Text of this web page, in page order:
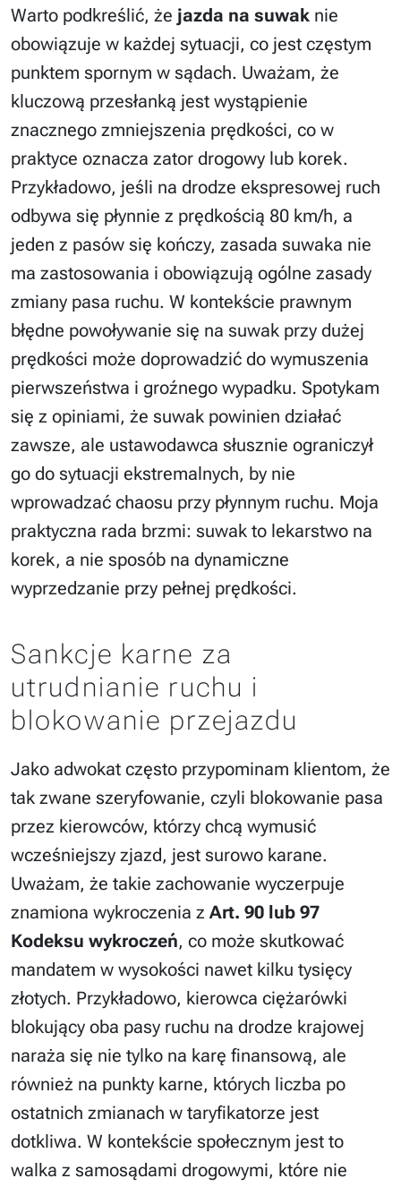
Warto podkreślić, że jazda na suwak nie
obowiązuje w każdej sytuacji, co jest częstym
punktem spornym w sądach. Uważam, że
kluczową przesłanką jest wystąpienie
znacznego zmniejszenia prędkości, co w
praktyce oznacza zator drogowy lub korek.
Przykładowo, jeśli na drodze ekspresowej ruch
odbywa się płynnie z prędkością 80 km/h, a
jeden z pasów się kończy, zasada suwaka nie
ma zastosowania i obowiązują ogólne zasady
zmiany pasa ruchu. W kontekście prawnym
błędne powoływanie się na suwak przy dużej
prędkości może doprowadzić do wymuszenia
pierwszeństwa i groźnego wypadku. Spotykam
się z opiniami, że suwak powinien działać
zawsze, ale ustawodawca słusznie ograniczył
go do sytuacji ekstremalnych, by nie
wprowadzać chaosu przy płynnym ruchu. Moja
praktyczna rada brzmi: suwak to lekarstwo na
korek, a nie sposób na dynamiczne
wyprzedzanie przy pełnej prędkości.
Sankcje karne za
utrudnianie ruchu i
blokowanie przejazdu
Jako adwokat często przypominam klientom, że
tak zwane szeryfowanie, czyli blokowanie pasa
przez kierowców, którzy chcą wymusić
wcześniejszy zjazd, jest surowo karane.
Uważam, że takie zachowanie wyczerpuje
znamiona wykroczenia z Art. 90 lub 97
Kodeksu wykroczeń, co może skutkować
mandatem w wysokości nawet kilku tysięcy
złotych. Przykładowo, kierowca ciężarówki
blokujący oba pasy ruchu na drodze krajowej
naraża się nie tylko na karę finansową, ale
również na punkty karne, których liczba po
ostatnich zmianach w taryfikatorze jest
dotkliwa. W kontekście społecznym jest to
walka z samosądami drogowymi, które nie